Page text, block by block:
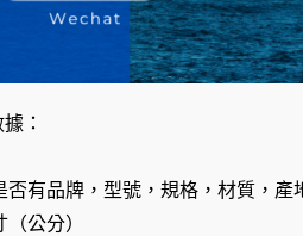
：
有品牌，型號，規格，材質，產
公分）